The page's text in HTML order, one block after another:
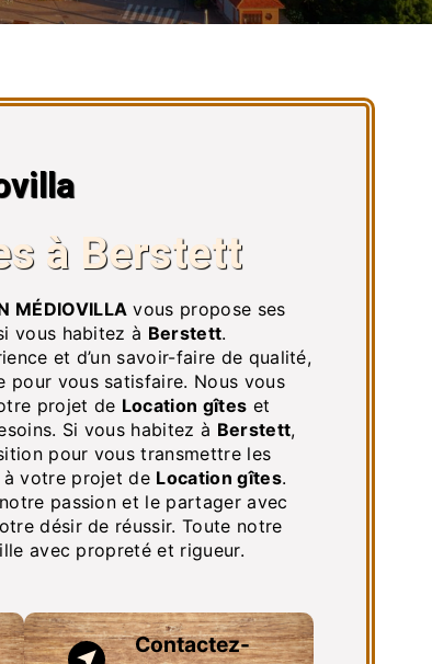
à Berstett
MÉDIOVILLA vous propose ses
vous habitez à Berstett.
et d’un savoir-faire de qualité,
pour vous satisfaire. Nous vous
projet de Location gîtes et
Si vous habitez à Berstett,
pour vous transmettre les
à votre projet de Location gîtes.
passion et le partager avec
désir de réussir. Toute notre
avec propreté et rigueur.
Contactez-